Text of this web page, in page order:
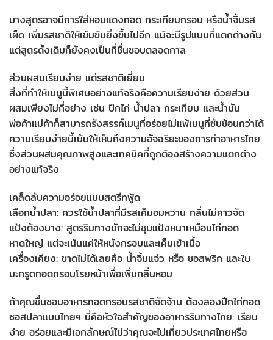
บางสูตรอาจมีการใส่หอมแดงทอด กระเทียมกรอบ หรือน้ำจิ้มรส
เผ็ด เพิ่มรสชาติให้เข้มข้นยิ่งขึ้นไปอีก แม้จะมีรูปแบบที่แตกต่างกัน
แต่สูตรดั้งเดิมก็ยังคงเป็นที่ชื่นชอบตลอดกาล
ส่วนผสมเรียบง่าย แต่รสชาติเยี่ยม
สิ่งที่ทำให้เมนูนี้พิเศษอย่างแท้จริงคือความเรียบง่าย ด้วยส่วน
ผสมเพียงไม่กี่อย่าง เช่น ปีกไก่ น้ำปลา กระเทียม และน้ำมัน
พ่อค้าแม่ค้าก็สามารถรังสรรค์เมนูที่อร่อยไม่แพ้เมนูที่ซับซ้อนกว่าได้
ความเรียบง่ายนี้เน้นให้เห็นถึงความอัจฉริยะของการทำอาหารไทย
ซึ่งส่วนผสมคุณภาพสูงและเทคนิคที่ถูกต้องสร้างความแตกต่าง
อย่างแท้จริง
เคล็ดลับความอร่อยแบบสตรีทฟู้ด
เลือกน้ำปลา: ควรใช้น้ำปลาที่มีรสเค็มอมหวาน กลิ่นไม่คาวจัด
แป้งต้องบาง: สูตรริมทางมักจะไม่ชุบแป้งหนาเหมือนไก่ทอด
หาดใหญ่ แต่จะเน้นแค่ให้หนังกรอบและเค็มเข้าเนื้อ
เครื่องเคียง: ขาดไม่ได้เลยคือ น้ำจิ้มแจ่ว หรือ ซอสพริก และใบ
มะกรูดทอดกรอบโรยหน้าเพื่อเพิ่มกลิ่นหอม
ถ้าคุณชื่นชอบอาหารทอดกรอบรสชาติจัดจ้าน ต้องลองปีกไก่ทอด
ซอสปลาแบบไทยๆ นี่คือหัวใจสำคัญของอาหารริมทางไทย: เรียบ
ง่าย อร่อยและมีเอกลักษณ์ไม่ว่าคุณจะไปเที่ยวประเทศไทยหรือ